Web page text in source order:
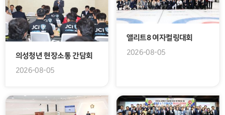
의성청년 현장소통 간담회
2026-08-05
앨리트8 여자컬링대회
2026-08-05